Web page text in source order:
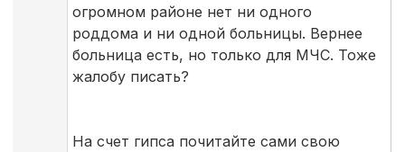
огромном районе нет ни одного
роддома и ни одной больницы. Вернее
больница есть, но только для МЧС. Тоже
жалобу писать?
На счет гипса почитайте сами свою